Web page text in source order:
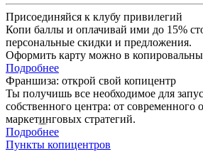
Присоединяйся к клубу привилегий
Копи баллы и оплачивай ими до 15%
персональные скидки и предложения.
Оформить карту можно в
Подробнее
Франшиза: открой свой копицентр
Ты получишь все необходимое для
собственного центра: от современного
маркетинговых стратегий.
Подробнее
Пункты копицентров